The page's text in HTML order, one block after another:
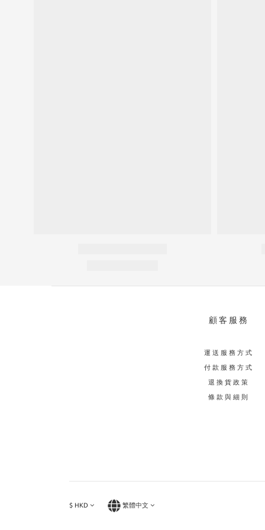
顧客服務
運送服務方式
付款服務方式
退換貨政策
條款與細則
$ HKD 繁體中文